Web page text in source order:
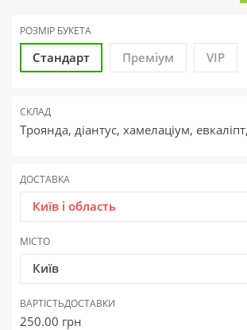
РОЗМІР БУКЕТА
Стандарт Преміум VIP
СКЛАД
Троянда, діантус, хамелаціум,
ДОСТАВКА
Київ і область
МІСТО
Київ
ВАРТІСТЬДОСТАВКИ
250.00 грн